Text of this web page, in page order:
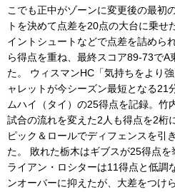
こでも正中がゾーンに変更後の最初
トを決めて点差を20点の大台に乗せ
イントシュートなどで点差を詰めら
ら得点を重ね、最終スコア89-73でA
た。 ウィスマンHC「気持ちをより
ャレットが今シーズン最短となる21
ムハイ（タイ）の25得点を記録。竹
試合の流れを変えた2人も得点を2桁
ピック＆ロールでディフェンスを引
た。 敗れた栃木はギブスが25得点を
ライアン・ロシターは11得点と低調
ンオーバーに抑えたが、大差をつけ